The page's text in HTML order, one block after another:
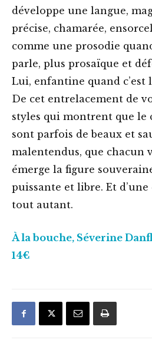
développe une langue,
précise, chamarée,
comme une prosodie
parle, plus prosaïque et
Lui, enfantine quand c’est
De cet entrelacement de
styles qui montrent que le
sont parfois de beaux et
malentendus, que chacun
émerge la figure
puissante et libre. Et
tout autant.
À la bouche, Séverine
14€